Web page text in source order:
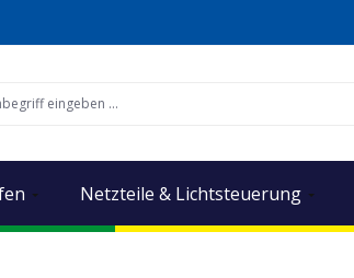
Netzteile & Lichtsteuerung